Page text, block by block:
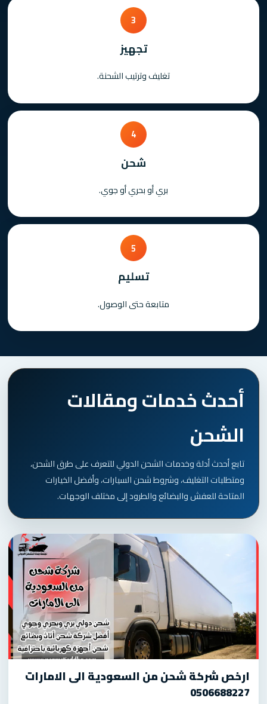
3
تجهيز
تغليف وترتيب الشحنة.
4
شحن
بري أو بحري أو جوي.
5
تسليم
متابعة حتى الوصول.
أحدث خدمات ومقالات
الشحن
تابع أحدث أدلة وخدمات الشحن الدولي للتعرف على طرق الشحن،
ومتطلبات التغليف، وشروط شحن السيارات، وأفضل الخيارات
المتاحة للعفش والبضائع والطرود إلى مختلف الوجهات.
ارخص شركة شحن من السعودية الى الامارات
0506688227